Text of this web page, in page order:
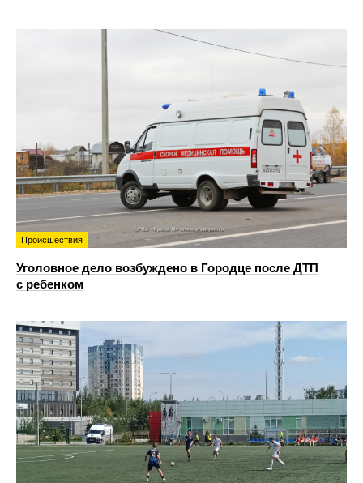
Происшествия
Уголовное дело возбуждено в Городце после ДТП
с ребенком